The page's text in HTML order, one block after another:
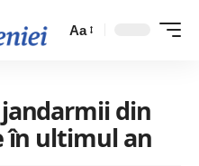
Aa
din
în ultimul an